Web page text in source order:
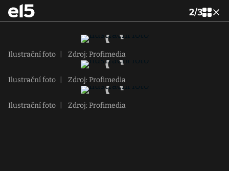
2/3
Ilustrační foto Zdroj: Profimedia
Ilustrační foto Zdroj: Profimedia
Ilustrační foto Zdroj: Profimedia